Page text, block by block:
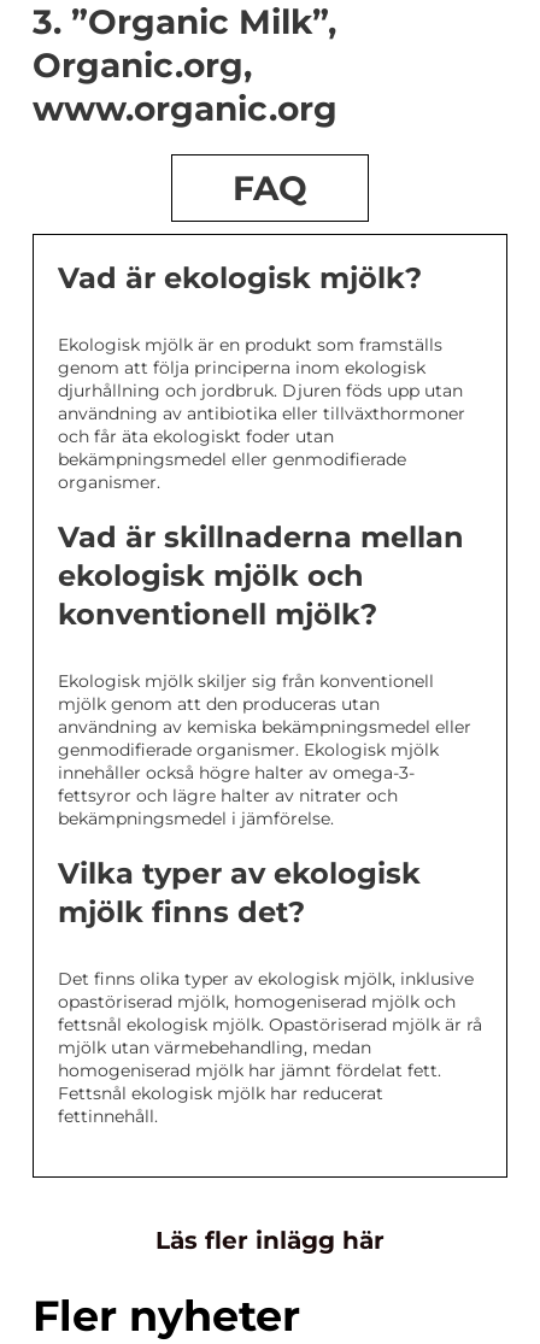
3. ”Organic Milk”,
Organic.org,
www.organic.org
FAQ
Vad är ekologisk mjölk?
Ekologisk mjölk är en produkt som framställs
genom att följa principerna inom ekologisk
djurhållning och jordbruk. Djuren föds upp utan
användning av antibiotika eller tillväxthormoner
och får äta ekologiskt foder utan
bekämpningsmedel eller genmodifierade
organismer.
Vad är skillnaderna mellan
ekologisk mjölk och
konventionell mjölk?
Ekologisk mjölk skiljer sig från konventionell
mjölk genom att den produceras utan
användning av kemiska bekämpningsmedel eller
genmodifierade organismer. Ekologisk mjölk
innehåller också högre halter av omega-3-
fettsyror och lägre halter av nitrater och
bekämpningsmedel i jämförelse.
Vilka typer av ekologisk
mjölk finns det?
Det finns olika typer av ekologisk mjölk, inklusive
opastöriserad mjölk, homogeniserad mjölk och
fettsnål ekologisk mjölk. Opastöriserad mjölk är rå
mjölk utan värmebehandling, medan
homogeniserad mjölk har jämnt fördelat fett.
Fettsnål ekologisk mjölk har reducerat
fettinnehåll.
Läs fler inlägg här
Fler nyheter